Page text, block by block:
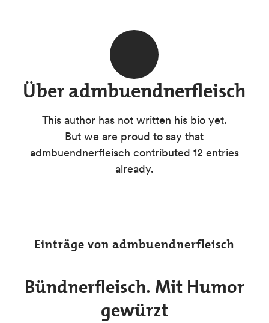
Überadmbuendnerfleisch
This author has not written his bio yet.
But we are proud to say that
admbuendnerfleisch contributed 12 entries
already.
Einträge von admbuendnerfleisch
Bündnerfleisch. Mit Humor
gewürzt